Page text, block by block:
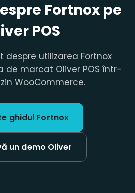
Fortnox pe
POS
despre utilizarea Fortnox
de marcat Oliver POS într-
WooCommerce.
ghidul Fortnox
un demo Oliver